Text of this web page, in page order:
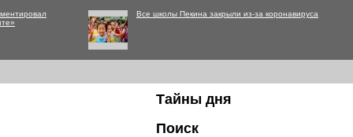
Все школы Пекина закрыли из-за коронавируса
Тайны дня
Поиск